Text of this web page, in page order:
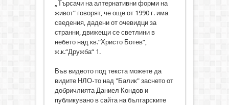
„Търсачи на алтернативни форми на
живот“ говорят, че още от 1990 г. има
сведения, дадени от очевидци за
странни, движещи се светлини в
небето над кв.“Христо Ботев“,
ж.к.“Дружба“ 1.
Във видеото под текста можете да
видите НЛО-то над "Балик" заснето от
добричлията Даниел Кондов и
публикувано в сайта на българските